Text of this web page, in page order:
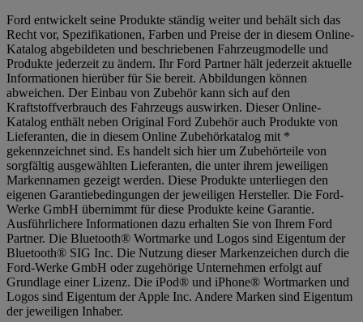
Ford entwickelt seine Produkte ständig weiter und behält sich das
Recht vor, Spezifikationen, Farben und Preise der in diesem Online-
Katalog abgebildeten und beschriebenen Fahrzeugmodelle und
Produkte jederzeit zu ändern. Ihr Ford Partner hält jederzeit aktuelle
Informationen hierüber für Sie bereit. Abbildungen können
abweichen. Der Einbau von Zubehör kann sich auf den
Kraftstoffverbrauch des Fahrzeugs auswirken. Dieser Online-
Katalog enthält neben Original Ford Zubehör auch Produkte von
Lieferanten, die in diesem Online Zubehörkatalog mit *
gekennzeichnet sind. Es handelt sich hier um Zubehörteile von
sorgfältig ausgewählten Lieferanten, die unter ihrem jeweiligen
Markennamen gezeigt werden. Diese Produkte unterliegen den
eigenen Garantiebedingungen der jeweiligen Hersteller. Die Ford-
Werke GmbH übernimmt für diese Produkte keine Garantie.
Ausführlichere Informationen dazu erhalten Sie von Ihrem Ford
Partner. Die Bluetooth® Wortmarke und Logos sind Eigentum der
Bluetooth® SIG Inc. Die Nutzung dieser Markenzeichen durch die
Ford-Werke GmbH oder zugehörige Unternehmen erfolgt auf
Grundlage einer Lizenz. Die iPod® und iPhone® Wortmarken und
Logos sind Eigentum der Apple Inc. Andere Marken sind Eigentum
der jeweiligen Inhaber.